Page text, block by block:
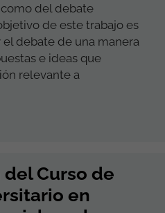
como del debate
de este trabajo es
debate de una manera
e ideas que
relevante a
Curso de
en